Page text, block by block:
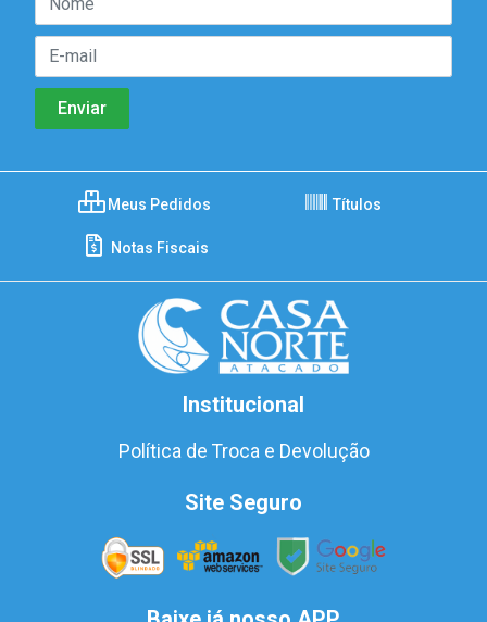
Meus Pedidos Títulos
Notas Fiscais
Institucional
Política de Troca e Devolução
Site Seguro